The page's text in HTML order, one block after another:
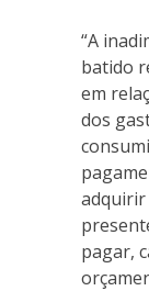
“A
batido
em
dos
adquirir
pagar,